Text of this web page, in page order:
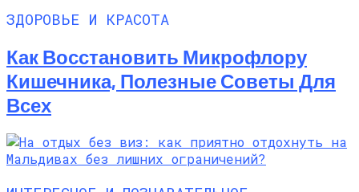
ЗДОРОВЬЕ И КРАСОТА
Как Восстановить Микрофлору
Кишечника, Полезные Советы Для
Всех